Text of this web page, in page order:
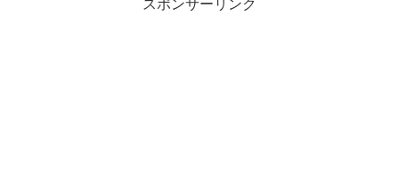
スポンサーリンク